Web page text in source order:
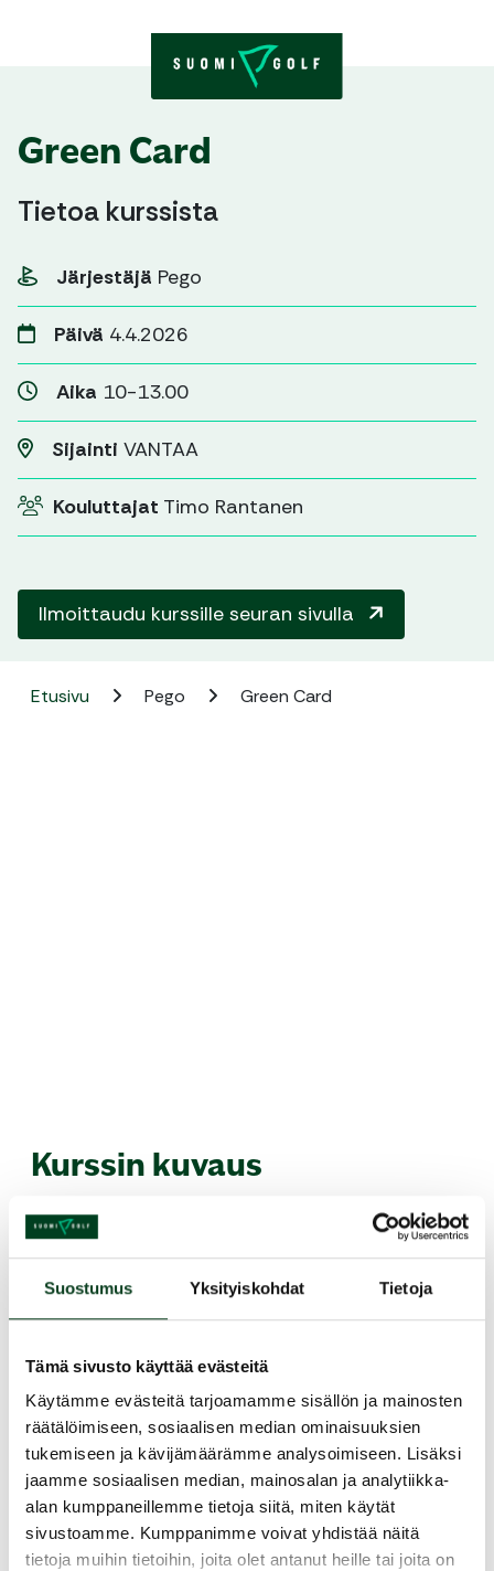
Suostumus Yksityiskohdat Tietoja
Tämä sivusto käyttää evästeitä
Käytämme evästeitä tarjoamamme sisällön ja mainosten
räätälöimiseen, sosiaalisen median ominaisuuksien
tukemiseen ja kävijämäärämme analysoimiseen. Lisäksi
jaamme sosiaalisen median, mainosalan ja analytiikka-
alan kumppaneillemme tietoja siitä, miten käytät
sivustoamme. Kumppanimme voivat yhdistää näitä
tietoja muihin tietoihin, joita olet antanut heille tai joita on
Green Card
Tietoa kurssista
Järjestäjä Pego
Päivä 4.4.2026
Aika 10-13.00
Sijainti VANTAA
Kouluttajat Timo Rantanen
Ilmoittaudu kurssille seuran sivulla
Etusivu Pego Green Card
Kurssin kuvaus
Golfin aloitat helpoiten ilmoittautumalla
meidän Green Card -kurssille. Kolme tuntia
kestävällä kurssilla opetellaan perusasiat ja
maksaa liikuntaedulla, varaa kurssi
sähköpostitse: info@pego.fi
Jaa kurssi kaverille
Siirry takaisin hakuun